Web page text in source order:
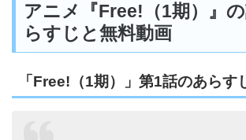
アニメ『Free!（1期）』
らすじと無料動画
「Free!（1期）」第1話のあらす